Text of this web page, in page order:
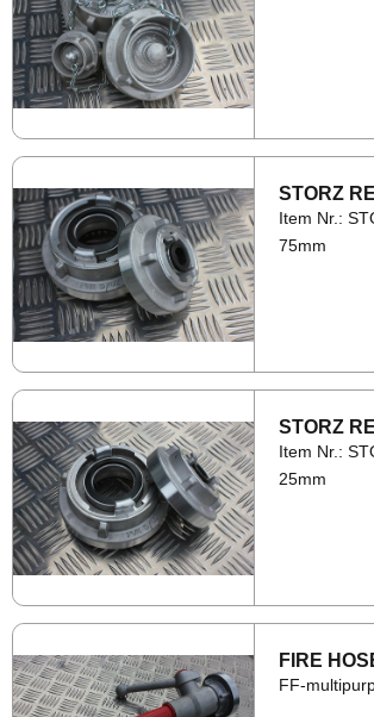
STORZ
Item Nr.:
75mm
STORZ
Item Nr.:
25mm
FIRE
FF-